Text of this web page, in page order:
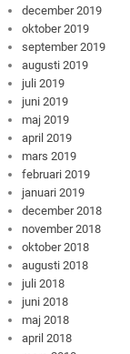
december 2019
oktober 2019
september 2019
augusti 2019
juli 2019
juni 2019
maj 2019
april 2019
mars 2019
februari 2019
januari 2019
december 2018
november 2018
oktober 2018
augusti 2018
juli 2018
juni 2018
maj 2018
april 2018